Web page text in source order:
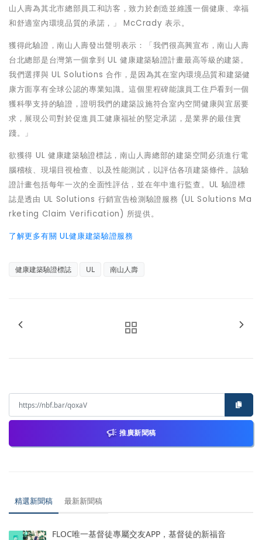
山人壽為其北市總部員工和訪客，致力於創造並維護一個健康、幸福
和舒適室內環境品質的承諾，」 McCrady 表示。
獲得此驗證，南山人壽發出聲明表示：「我們很高興宣布，南山人壽
台北總部是台灣第一個拿到 UL 健康建築驗證計畫最高等級的建築。
我們選擇與 UL Solutions 合作，是因為其在室內環境品質和建築健
康方面享有全球公認的專業知識。這個里程碑能讓員工住戶看到一個
獲科學支持的驗證，證明我們的建築設施符合室內空間健康與宜居要
求，展現公司對於促進員工健康福祉的堅定承諾，是業界的最佳實
踐。」
欲獲得 UL 健康建築驗證標誌，南山人壽總部的建築空間必須進行電
腦稽核、現場目視檢查、以及性能測試，以評估各項建築條件。該驗
證計畫包括每年一次的全面性評估，並在年中進行監查。UL 驗證標
誌是透由 UL Solutions 行銷宣告檢測驗證服務 (UL Solutions Ma
rketing Claim Verification) 所提供。
了解更多有關 UL健康建築驗證服務
健康建築驗證標誌 UL 南山人壽
推廣新聞稿
精選新聞稿 最新新聞稿
FLOC唯一基督徒專屬交友APP，基督徒的新福音